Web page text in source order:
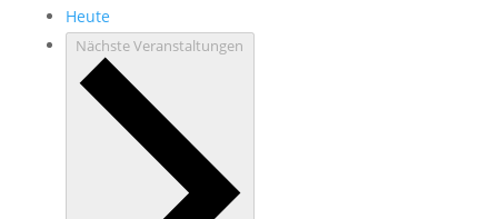
Heute
NächsteVeranstaltungen